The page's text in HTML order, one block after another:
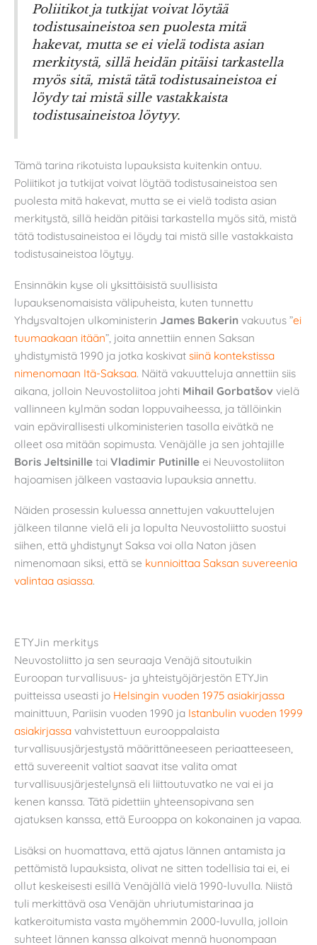
Poliitikot ja tutkijat voivat löytää
todistusaineistoa sen puolesta mitä
hakevat, mutta se ei vielä todista asian
merkitystä, sillä heidän pitäisi tarkastella
myös sitä, mistä tätä todistusaineistoa ei
löydy tai mistä sille vastakkaista
todistusaineistoa löytyy.
Tämä tarina rikotuista lupauksista kuitenkin ontuu.
Poliitikot ja tutkijat voivat löytää todistusaineistoa sen
puolesta mitä hakevat, mutta se ei vielä todista asian
merkitystä, sillä heidän pitäisi tarkastella myös sitä, mistä
tätä todistusaineistoa ei löydy tai mistä sille vastakkaista
todistusaineistoa löytyy.
Ensinnäkin kyse oli yksittäisistä suullisista
lupauksenomaisista välipuheista, kuten tunnettu
Yhdysvaltojen ulkoministerin James Bakerin vakuutus ”ei
tuumaakaan itään”, joita annettiin ennen Saksan
yhdistymistä 1990 ja jotka koskivat siinä kontekstissa
nimenomaan Itä-Saksaa. Näitä vakuutteluja annettiin siis
aikana, jolloin Neuvostoliitoa johti Mihail Gorbatšov vielä
vallinneen kylmän sodan loppuvaiheessa, ja tällöinkin
vain epävirallisesti ulkoministerien tasolla eivätkä ne
olleet osa mitään sopimusta. Venäjälle ja sen johtajille
Boris Jeltsinille tai Vladimir Putinille ei Neuvostoliiton
hajoamisen jälkeen vastaavia lupauksia annettu.
Näiden prosessin kuluessa annettujen vakuuttelujen
jälkeen tilanne vielä eli ja lopulta Neuvostoliitto suostui
siihen, että yhdistynyt Saksa voi olla Naton jäsen
nimenomaan siksi, että se kunnioittaa Saksan suvereenia
valintaa asiassa.
ETYJin merkitys
Neuvostoliitto ja sen seuraaja Venäjä sitoutuikin
Euroopan turvallisuus- ja yhteistyöjärjestön ETYJin
puitteissa useasti jo Helsingin vuoden 1975 asiakirjassa
mainittuun, Pariisin vuoden 1990 ja Istanbulin vuoden 1999
asiakirjassa vahvistettuun eurooppalaista
turvallisuusjärjestystä määrittäneeseen periaatteeseen,
että suvereenit valtiot saavat itse valita omat
turvallisuusjärjestelynsä eli liittoutuvatko ne vai ei ja
kenen kanssa. Tätä pidettiin yhteensopivana sen
ajatuksen kanssa, että Eurooppa on kokonainen ja vapaa.
Lisäksi on huomattava, että ajatus lännen antamista ja
pettämistä lupauksista, olivat ne sitten todellisia tai ei, ei
ollut keskeisesti esillä Venäjällä vielä 1990-luvulla. Niistä
tuli merkittävä osa Venäjän uhriutumistarinaa ja
katkeroitumista vasta myöhemmin 2000-luvulla, jolloin
suhteet lännen kanssa alkoivat mennä huonompaan